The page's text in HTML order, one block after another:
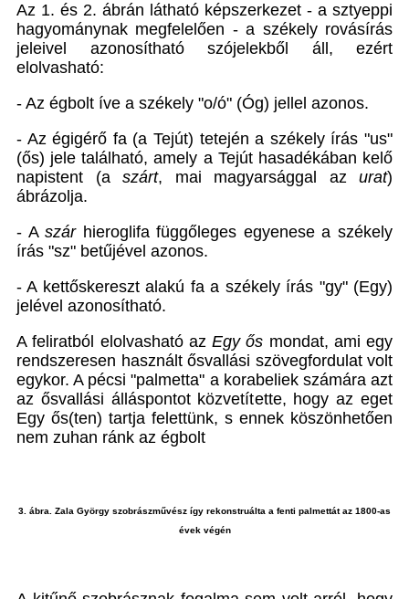
Az 1. és 2. ábrán látható képszerkezet - a sztyeppi
hagyománynak megfelelően - a székely rovásírás
jeleivel azonosítható szójelekből áll, ezért
elolvasható:
- Az égbolt íve a székely "o/ó" (Óg) jellel azonos.
- Az égigérő fa (a Tejút) tetején a székely írás "us"
(ős) jele található, amely a Tejút hasadékában kelő
napistent (a szárt, mai magyarsággal az urat)
ábrázolja.
- Aszárhieroglifa függőleges egyenese a székely
írás "sz" betűjével azonos.
- A kettőskereszt alakú fa a székely írás "gy" (Egy)
jelével azonosítható.
A feliratból elolvasható az Egy ős mondat, ami egy
rendszeresen használt ősvallási szövegfordulat volt
egykor. A pécsi "palmetta" a korabeliek számára azt
az ősvallási álláspontot közvetítette, hogy az eget
Egy ős(ten) tartja felettünk, s ennek köszönhetően
nem zuhan ránk az égbolt
3. ábra. Zala György szobrászművész így rekonstruálta a fenti palmettát az 1800-as
évek végén